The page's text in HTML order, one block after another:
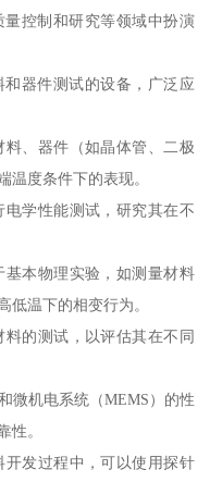
控制和研究等领域中扮演
器件测试的设备，广泛应
、器件（如晶体管、二极
温度条件下的表现。
学性能测试，研究其在不
本物理实验，如测量材料
低温下的相变行为。
的测试，以评估其在不同
微机电系统（MEMS）的性
性。
发过程中，可以使用探针